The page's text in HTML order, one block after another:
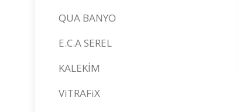
QUA BANYO
E.C.A SEREL
KALEKİM
ViTRAFiX